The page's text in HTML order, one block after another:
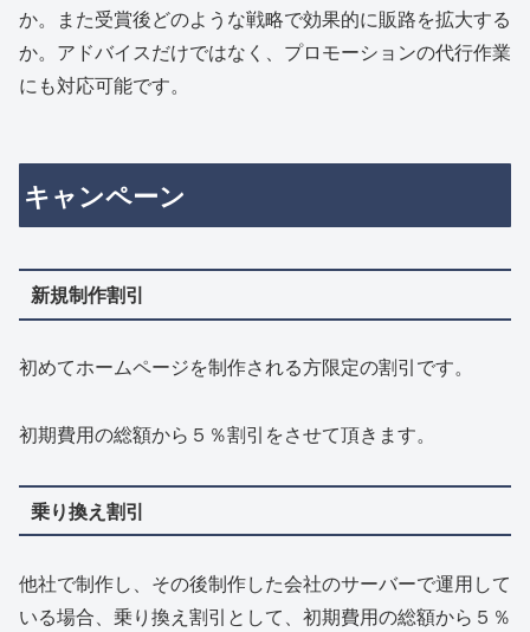
か。また受賞後どのような戦略で効果的に販路を拡大する
か。アドバイスだけではなく、プロモーションの代行作業
にも対応可能です。
キャンペーン
新規制作割引
初めてホームページを制作される方限定の割引です。
初期費用の総額から５％割引をさせて頂きます。
乗り換え割引
他社で制作し、その後制作した会社のサーバーで運用して
いる場合、乗り換え割引として、初期費用の総額から５％